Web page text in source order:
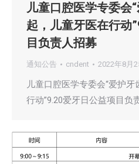
儿童口腔医学专委会
起，儿童牙医在行动
目负责人招募
通知公告 cndent 2022年8月
儿童口腔医学专委会“爱护
行动”9.20爱牙日公益项目负